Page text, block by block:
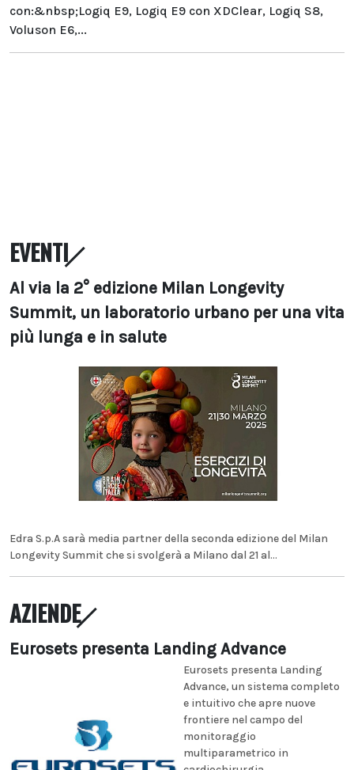
con:&nbsp;Logiq E9, Logiq E9 con XDClear, Logiq S8,
Voluson E6,...
EVENTI
Al via la 2° edizione Milan Longevity
Summit, un laboratorio urbano per una vita
più lunga e in salute
Edra S.p.A sarà media partner della seconda edizione del Milan
Longevity Summit che si svolgerà a Milano dal 21 al...
AZIENDE
Eurosets presenta Landing Advance
Eurosets presenta Landing
Advance, un sistema completo
e intuitivo che apre nuove
frontiere nel campo del
monitoraggio
multiparametrico in